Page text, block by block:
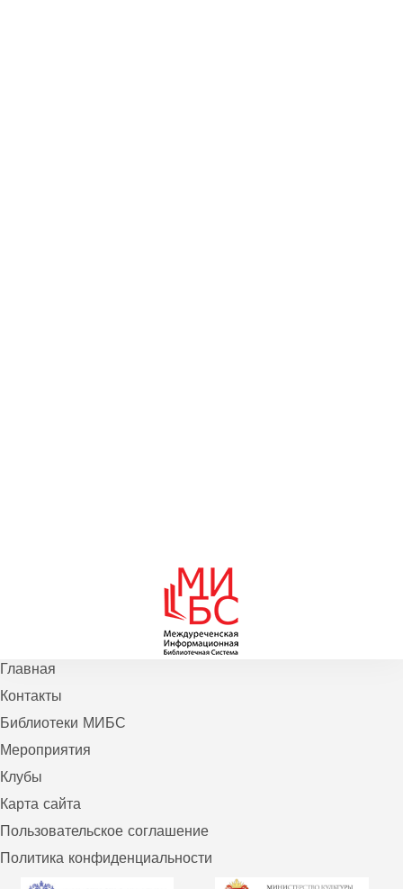
Главная
Контакты
Библиотеки МИБС
Мероприятия
Клубы
Карта сайта
Пользовательское соглашение
Политика конфиденциальности